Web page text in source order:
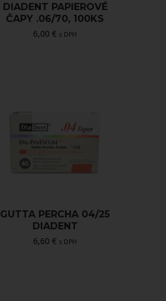
DIADENT PAPIEROVÉ
ČAPY .06/70, 100KS
6,00€ s DPH
GUTTA PERCHA 04/25
DIADENT
6,60€ s DPH